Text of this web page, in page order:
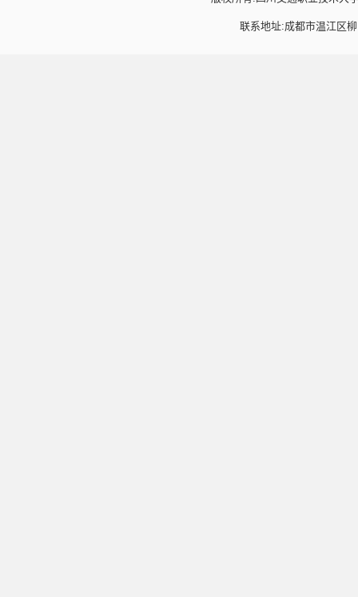
联系地址:成都市温江区